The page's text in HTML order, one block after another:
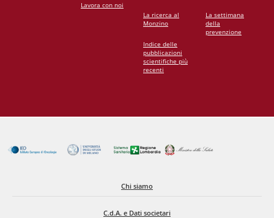
Lavora con noi
La ricerca al
Monzino
Indice delle
pubblicazioni
scientifiche più
recenti
La settimana
della
prevenzione
Chi siamo
C.d.A. e Dati societari